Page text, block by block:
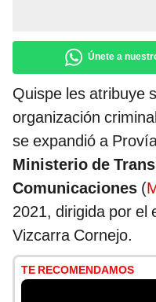
Únete a
Quispe les atribuye
organización
se expandió a
Ministerio de
Comunicaciones (
2021, dirigida por el
Vizcarra Cornejo.
TE RECOMENDAMOS